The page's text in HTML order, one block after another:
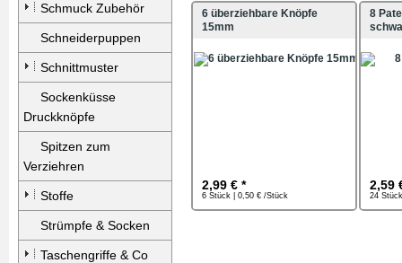
Schmuck Zubehör
Schneiderpuppen
Schnittmuster
Sockenküsse
Druckknöpfe
Spitzen zum
Verziehren
Stoffe
Strümpfe & Socken
Taschengriffe & Co
6 überziehbare Knöpfe
15mm
2,99 € *
6 Stück | 0,50 € /Stück
8
2,59
24